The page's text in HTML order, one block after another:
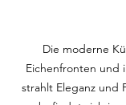
Die moderne
Eichenfronten und
strahlt Eleganz und